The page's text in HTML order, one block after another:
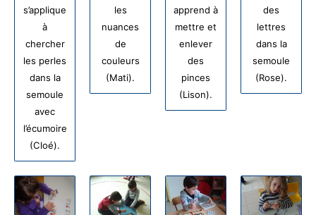
s’applique
à
chercher
les perles
dans la
semoule
avec
l’écumoire
(Cloé).
les
nuances
de
couleurs
(Mati).
apprend à
mettre et
enlever
des
pinces
(Lison).
des
lettres
dans la
semoule
(Rose).